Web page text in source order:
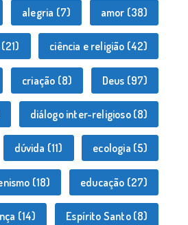
alegria (7) amor (38)
(21) ciência e religião (42)
criação (8) Deus (97)
diálogo inter-religioso(8)
dúvida (11) ecologia (5)
(18) educação (27)
(14) Espírito Santo(8)